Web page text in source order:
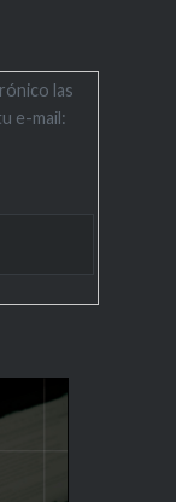
las
e-mail: